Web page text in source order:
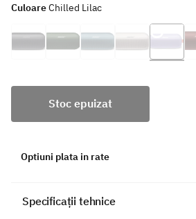
CuloareChilled Lilac
Stoc epuizat
Optiuni plata in rate
Specificații tehnice